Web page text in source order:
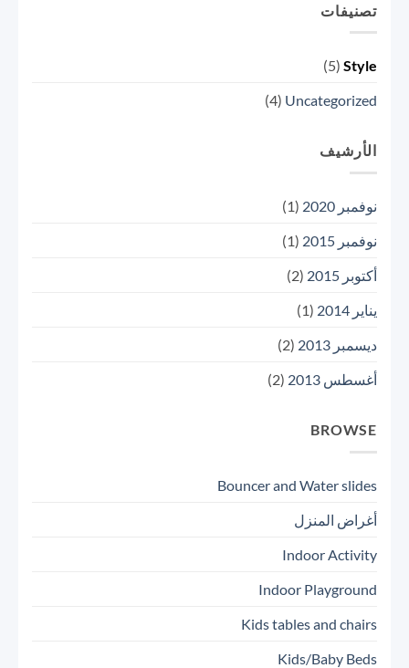
تصنيفات
Style
(5)
Uncategorized
(4)
الأرشيف
نوفمبر 2020
(1)
نوفمبر 2015
(1)
أكتوبر 2015
(2)
يناير 2014
(1)
ديسمبر 2013
(2)
أغسطس 2013
(2)
BROWSE
Bouncer and Water slides
أغراض المنزل
Indoor Activity
Indoor Playground
Kids tables and chairs
Kids/Baby Beds